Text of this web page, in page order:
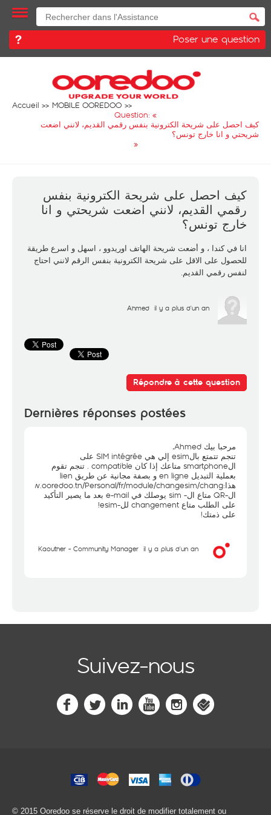
Poser une question
Accueil
MOBILE OOREDOO
Question: «
كيف احصل على شريحة الكترونية بنفس رقمي القديم، لانني اضعت
شريحتي و انا خارج تونس؟
»
كيف احصل على شريحة الكترونية بنفس
رقمي القديم، لانني اضعت شريحتي و انا
خارج تونس؟
انا في كندا ، و أضعت شريحة الهاتف اوريدوو ، اسهل و اسرع طريقة
للحصول على الاقل على شريحة الكترونية بنفس الرقم لانني احتاج
لنفس رقمي القديم.
Ahmed il y a plus d'un an
Répondre à cette question
Dernières réponses postées
مرحبا بيك Ahmed,
تنجم تتمتع بالesim إلي هي SIM intégrée على
الsmartphone متاعك إذا كان compatible . تنجم تقوم
بعملية التبديل en ligne و بصفة مجانية عن طريق lien
هذا:www.ooredoo.tn/Personal/fr/module/changesim/chang
ال-QR متاع ال- sim يوصلك في e-mail بعد ما يصير التأكيد
على الطلب متاع changement لل-esim!
على ذمتك!
Kaouther - Community Manager il y a plus d'un an
Suivez-nous
© 2015 Ooredoo se réserve le droit de modifier totalement ou